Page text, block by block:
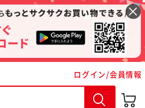
ログイン/会員情報